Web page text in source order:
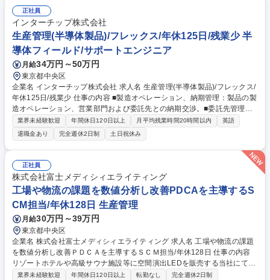
適な在庫数量の検討■生産工場との折衝、最適な生産原価の構築■生産オペ
レーション改善に向けた各種施策の立案と実行 募集職種 広尾【生産管
理】累計会員40万人突破のD2Cヘルシーミール事業
正社員
インターチップ株式会社
生産管理(半導体製品)/フレックス/年休125日/残業少 半
導体フィールド/サポートエンジニア
月給34万円～50万円
東京都中央区
企業名 インターチップ株式会社 求人名 生産管理(半導体製品)/フレックス/
年休125日/残業少 仕事の内容 ■製造オペレーション、納期管理：製品の製
造オペレーション、営業部門および委託先との納期交渉。■委託先管理：
委託先との各種交渉、パートナーシップの維持、新規委託先の選定（調
査・選定・監査・契約）。 ■生産計画、システム活用： 生産計画の作成、
生産キャパシティの確保。生産管理システムの活用による業務効率化。 ■
リスク管理： BCP（事業継続計画）対策としてのダブルソース化の推
進。 ■物流管理、コスト管理： 梱包部材の管理および梱包仕様の取りまと
め。コスト削減活動の推進。 募集職種 生産管理(半導体製品)/フレックス/
年休125日/残業少
業界未経験歓迎 年間休日120日以上 月平均残業時間20時間以内
英語
退職金あり
完全週休2日制 土日祝休み
正社員
株式会社富士メディシィエライティング
工場や物流の課題を数値分析し改善PDCAを主導するS
CM担当/年休128日 生産管理
月給30万円～39万円
東京都中央区
企業名 株式会社富士メディシィエライティング 求人名 工場や物流の課題
を数値分析し改善ＰＤＣＡを主導するＳＣＭ担当/年休128日 仕事の内容
リゾートホテルや高級サウナ施設等に空間演出LEDを販売する当社にて、
LED照明製品における製造・サプライチェーン（SCM）・物流プロセスの
業界未経験歓迎 年間休日120日以上 転勤なし
完全週休2日制